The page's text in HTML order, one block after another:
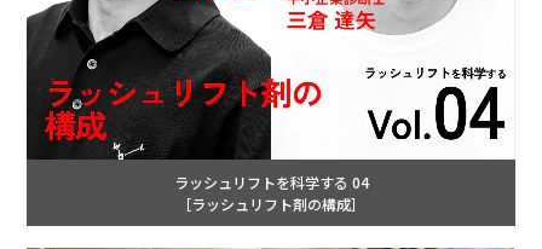
ラッシュリフトを科学する 04
［ラッシュリフト剤の構成］